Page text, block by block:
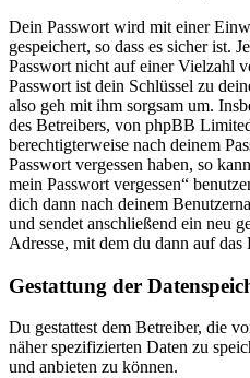
Dein Passwort wird mit einer
gespeichert, so dass es sicher ist.
Passwort nicht auf einer Vielzahl
Passwort ist dein Schlüssel zu
also geh mit ihm sorgsam um.
des Betreibers, von phpBB
berechtigterweise nach deinem
Passwort vergessen haben, so
mein Passwort vergessen“
dich dann nach deinem
und sendet anschließend ein neu
Adresse, mit dem du dann auf
Gestattung der
Du gestattest dem Betreiber, die
näher spezifizierten Daten zu
und anbieten zu können.